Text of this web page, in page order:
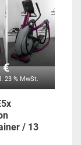
€
23 % MwSt.
/ 13